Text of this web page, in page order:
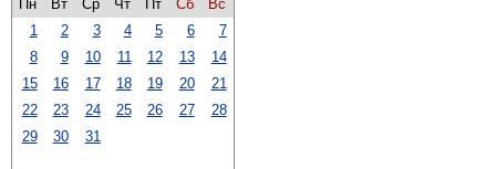
Пн
Вт Ср Чт Пт Сб
Вс
1
2 3 4 5 6
7
8
9 10 11 12 13
14
15
16 17 18 19 20
21
22
23 24 25 26 27
28
29
30 31